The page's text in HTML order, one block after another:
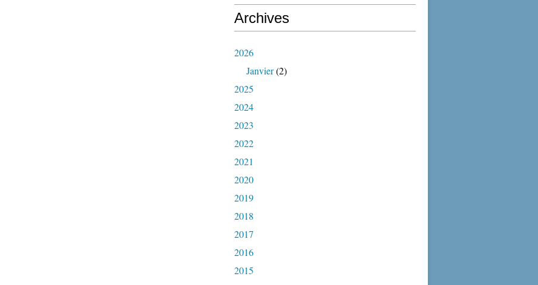
Archives
2026
Janvier(2)
2025
2024
2023
2022
2021
2020
2019
2018
2017
2016
2015